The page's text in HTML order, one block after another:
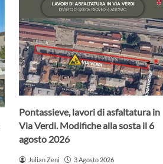
Pontassieve, lavori di asfaltatura in
Via Verdi. Modifiche alla sosta il 6
agosto 2026
Julian Zeni 3 Agosto 2026